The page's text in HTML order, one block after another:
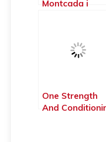
Montcada i
One Strength
And